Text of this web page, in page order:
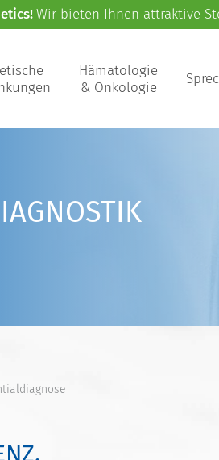
Wir bieten Ihnen attraktive
Hämatologie
& Onkologie